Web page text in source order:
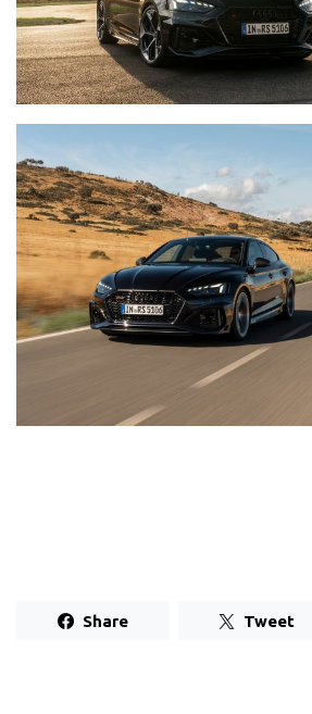
Share Tweet